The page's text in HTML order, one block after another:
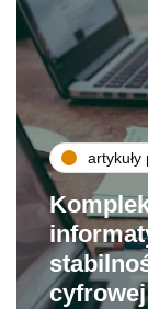
cyfrowej